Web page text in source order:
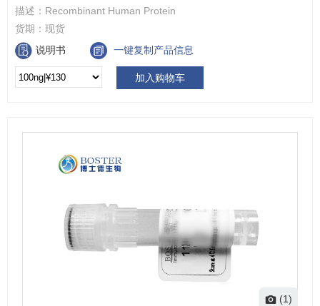
描述： Recombinant Human Protein
货期： 现货
说明书
一键复制产品信息
加入购物车
(1)